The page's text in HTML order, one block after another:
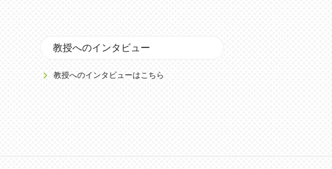
教授へのインタビュー
教授へのインタビューはこちら